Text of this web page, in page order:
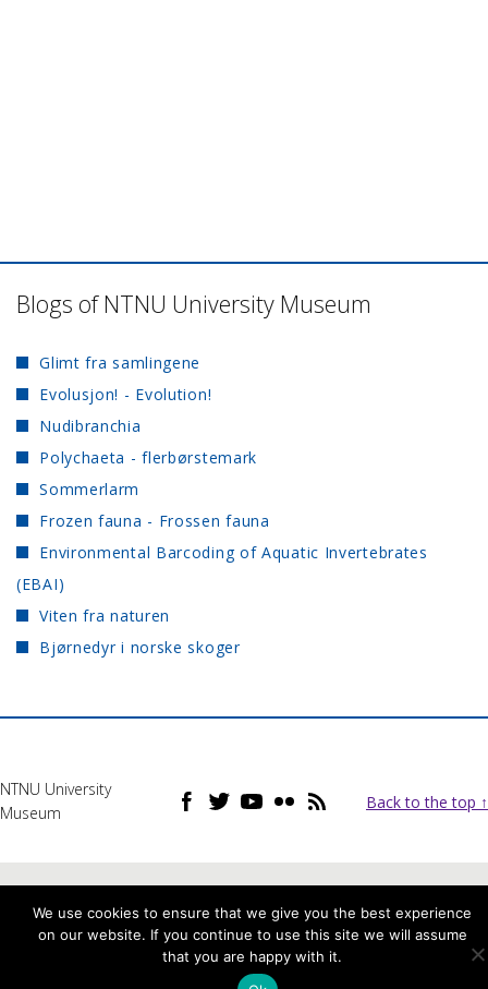
Blogs of NTNU University Museum
Glimt fra samlingene
Evolusjon! - Evolution!
Nudibranchia
Polychaeta - flerbørstemark
Sommerlarm
Frozen fauna - Frossen fauna
Environmental Barcoding of Aquatic Invertebrates
(EBAI)
Viten fra naturen
Bjørnedyr i norske skoger
NTNU University
Museum
Back to the top ↑
We use cookies to ensure that we give you the best experience
on our website. If you continue to use this site we will assume
that you are happy with it.